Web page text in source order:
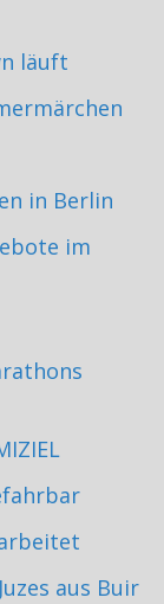
läuft
in Berlin
im
aus Buir